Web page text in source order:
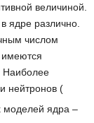
величиной.
ядре различно.
числом
имеются
Наиболее
нейтронов (
моделей ядра –